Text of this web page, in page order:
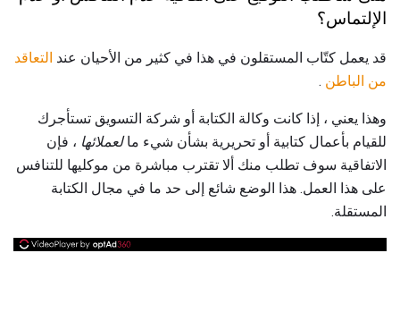
الإلتماس؟
قد يعمل كتّاب المستقلون في هذا في كثير من الأحيان عند التعاقد
من الباطن .
وهذا يعني ، إذا كانت وكالة الكتابة أو شركة التسويق تستأجرك
للقيام بأعمال كتابية أو تحريرية بشأن شيء مالعملائها ، فإن
الاتفاقية سوف تطلب منك ألا تقترب مباشرة من موكليها للتنافس
على هذا العمل. هذا الوضع شائع إلى حد ما في مجال الكتابة
المستقلة.